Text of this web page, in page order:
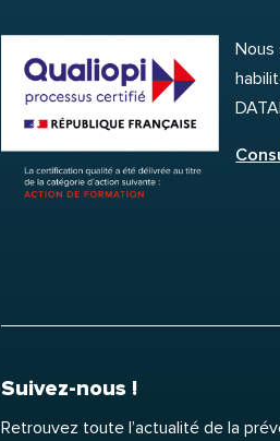
Nous
Suivez-nous !
Retrouvez toute l’actualité de la